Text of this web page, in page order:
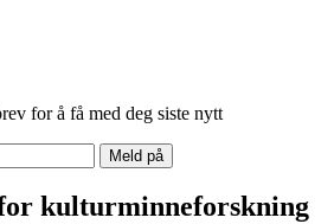
for å få med deg siste nytt
kulturminneforskning